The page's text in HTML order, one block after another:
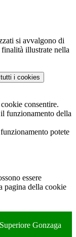
si avvalgono di
illustrate nella
i cookies
consentire.
funzionamento della
potete
essere
pagina della cookie
Gonzaga